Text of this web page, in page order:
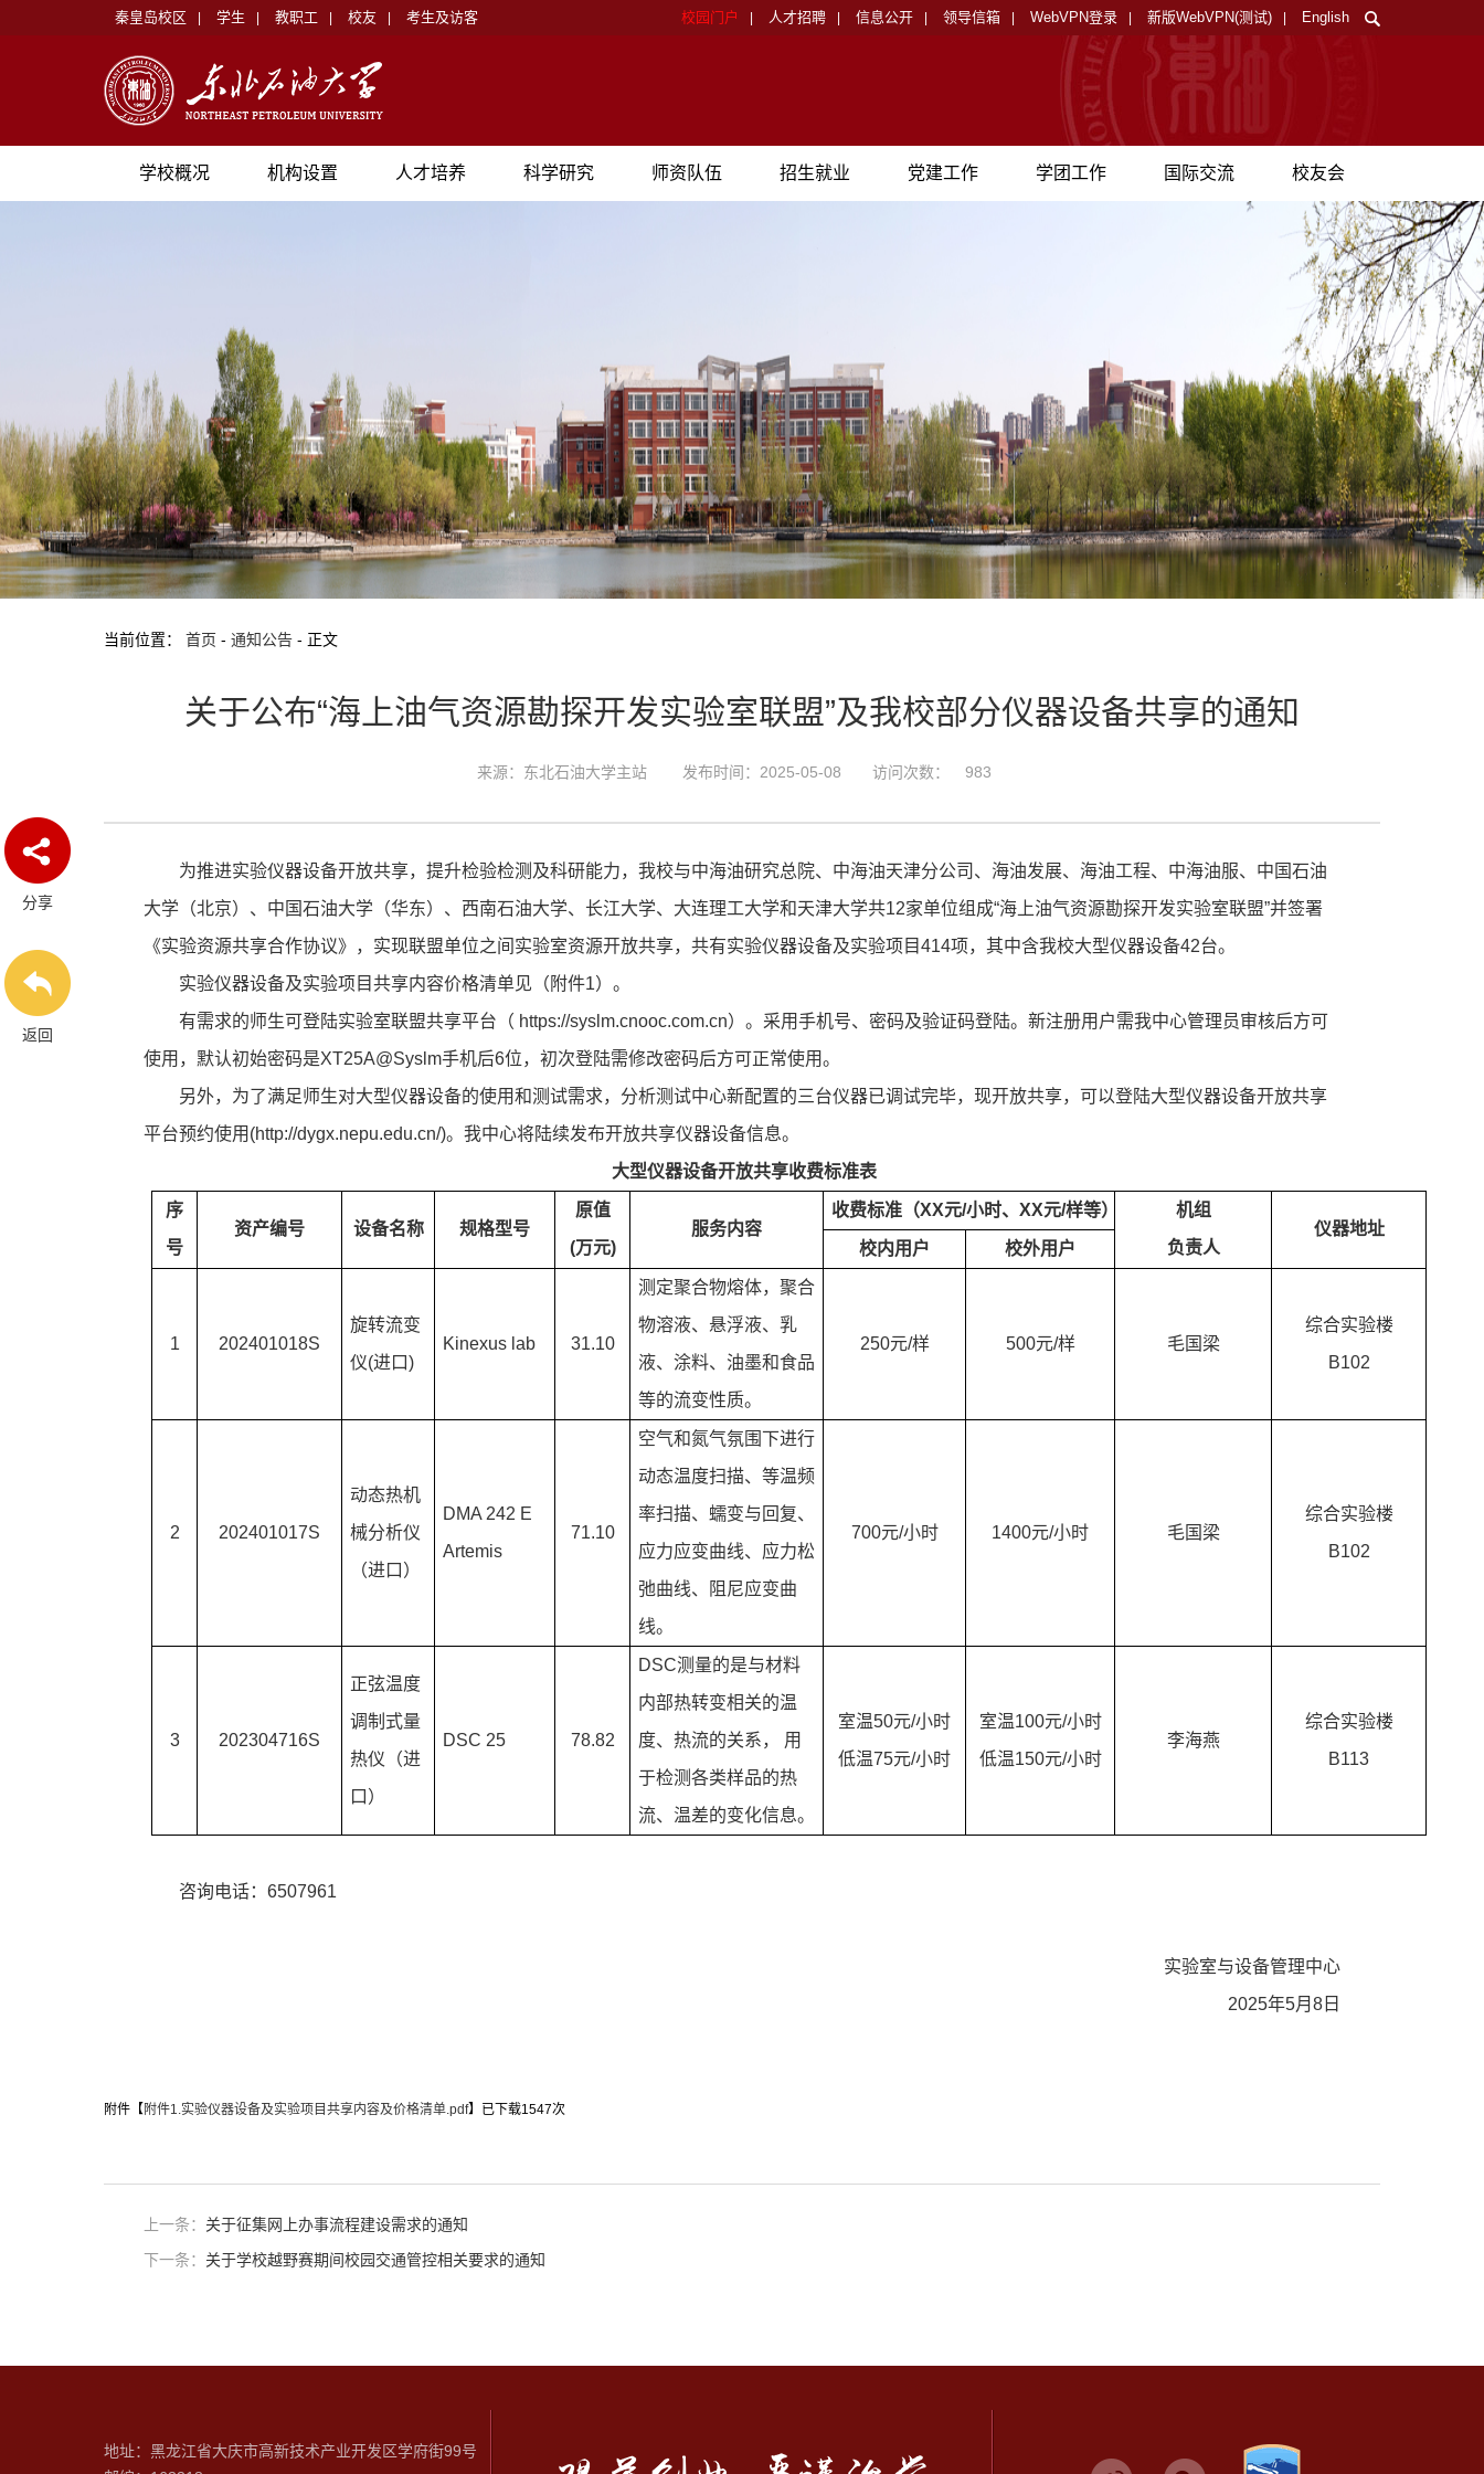
秦皇岛校区 学生 教职工 校友 考生及访客 校园门户 人才招聘 信息公开 领导信箱 WebVPN登录 新版WebVPN(测试) English
学校概况 机构设置 人才培养 科学研究 师资队伍 招生就业 党建工作 学团工作 国际交流 校友会
当前位置： 首页 - 通知公告 - 正文
分享
返回
关于公布“海上油气资源勘探开发实验室联盟”及我校部分仪器设备共享的通知
来源：东北石油大学主站 发布时间：2025-05-08 访问次数： 983
为推进实验仪器设备开放共享，提升检验检测及科研能力，我校与中海油研究总院、中海油天津分公司、海油发展、海油工程、中海油服、中国石油
大学（北京）、中国石油大学（华东）、西南石油大学、长江大学、大连理工大学和天津大学共12家单位组成“海上油气资源勘探开发实验室联盟”并签署
《实验资源共享合作协议》，实现联盟单位之间实验室资源开放共享，共有实验仪器设备及实验项目414项，其中含我校大型仪器设备42台。
实验仪器设备及实验项目共享内容价格清单见（附件1）。
有需求的师生可登陆实验室联盟共享平台（ https://syslm.cnooc.com.cn）。采用手机号、密码及验证码登陆。新注册用户需我中心管理员审核后方可
使用，默认初始密码是XT25A@Syslm手机后6位，初次登陆需修改密码后方可正常使用。
另外，为了满足师生对大型仪器设备的使用和测试需求，分析测试中心新配置的三台仪器已调试完毕，现开放共享，可以登陆大型仪器设备开放共享
平台预约使用 (http://dygx.nepu.edu.cn/)。我中心将陆续发布开放共享仪器设备信息。
大型仪器设备开放共享收费标准表
序
号
资产编号 设备名称 规格型号
原值
(万元)
服务内容
收费标准（XX元/小时、XX元/样等）
机组
负责人
仪器地址
校内用户
校外用户
1 202401018S
旋转流变
仪(进口)
Kinexus lab 31.10
测定聚合物熔体，聚合
物溶液、悬浮液、乳
液、涂料、油墨和食品
等的流变性质。
250元/样 500元/样 毛国梁
综合实验楼
B102
2 202401017S
动态热机
械分析仪
（进口）
DMA 242 E
Artemis
71.10
空气和氮气氛围下进行
动态温度扫描、等温频
率扫描、蠕变与回复、
应力应变曲线、应力松
弛曲线、阻尼应变曲
线。
700元/小时 1400元/小时 毛国梁
综合实验楼
B102
3 202304716S
正弦温度
调制式量
热仪（进
口）
DSC 25 78.82
DSC测量的是与材料
内部热转变相关的温
度、热流的关系， 用
于检测各类样品的热
流、温差的变化信息。
室温50元/小时
低温75元/小时
室温100元/小时
低温150元/小时
李海燕
综合实验楼
B113
咨询电话： 6507961
实验室与设备管理中心
2025年5月8日
附件【附件1.实验仪器设备及实验项目共享内容及价格清单.pdf】已下载1547次
上一条： 关于征集网上办事流程建设需求的通知
下一条： 关于学校越野赛期间校园交通管控相关要求的通知
地址：黑龙江省大庆市高新技术产业开发区学府街99号